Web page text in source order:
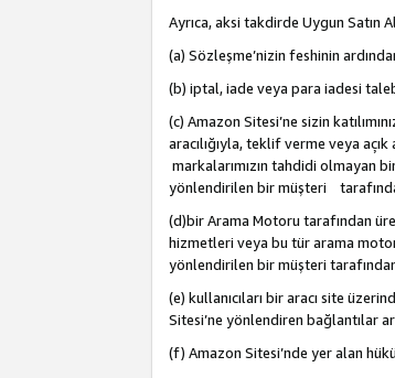
Ayrıca, aksi takdirde Uygun Satın
(a) Sözleşme’nizin feshinin
(b) iptal, iade veya para iadesi
(c) Amazon Sitesi’ne sizin
aracılığıyla, teklif verme veya
markalarımızın tahdidi olmayan
yönlendirilen bir müşteri
(d)bir Arama Motoru tarafından
hizmetleri veya bu tür arama
yönlendirilen bir müşteri
(e) kullanıcıları bir aracı site
Sitesi’ne yönlendiren bağlantılar
(f) Amazon Sitesi’nde yer alan